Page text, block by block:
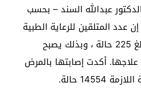
عبدالله السند – بحسب
عدد المتلقين للرعاية الطبية
في أقسام العناية المركزة بلغ 225 حالة ، وبذلك يصبح
أكدت إصابتها بالمرض
حالة.